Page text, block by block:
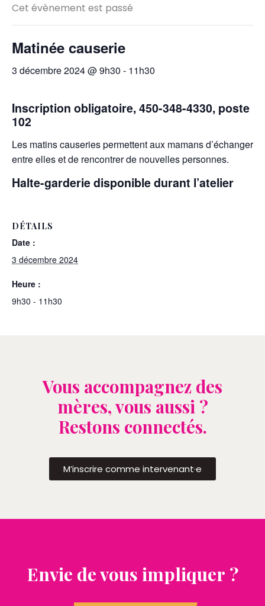
Cet évènement est passé
Matinée causerie
3 décembre 2024 @ 9h30 - 11h30
Inscription obligatoire, 450-348-4330, poste
102
Les matins causeries permettent aux mamans d’échanger
entre elles et de rencontrer de nouvelles personnes.
Halte-garderie disponible durant l’atelier
DÉTAILS
Date :
3 décembre 2024
Heure :
9h30 - 11h30
Vous accompagnez des
mères, vous aussi ?
Restons connectés.
M’inscrire comme intervenant·e
Envie de vous impliquer ?